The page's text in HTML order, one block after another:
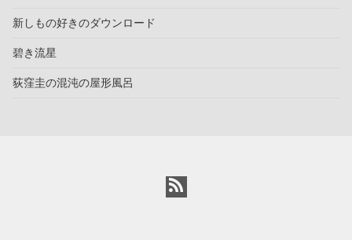
新しもの好きのダウンロード
碧き流星
荻窪圭の混沌の屋形風呂